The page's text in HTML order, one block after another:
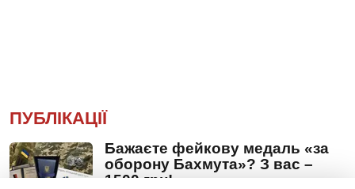
ПУБЛІКАЦІЇ
Бажаєте фейкову медаль «за
оборону Бахмута»? З вас –
1500 грн!